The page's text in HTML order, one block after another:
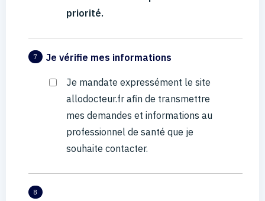
priorité.
7 Je vérifie mes informations
Je mandate expressément le site
allodocteur.fr afin de transmettre
mes demandes et informations au
professionnel de santé que je
souhaite contacter.
8